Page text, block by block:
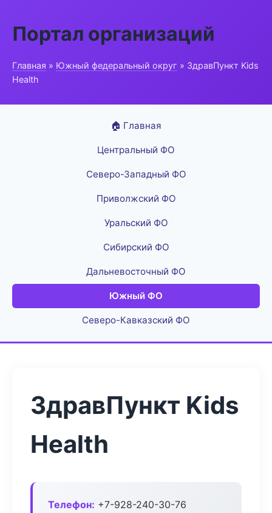
Портал организаций
Главная » Южный федеральный округ » ЗдравПункт Kids
Health
🏠 Главная
Центральный ФО
Северо-Западный ФО
Приволжский ФО
Уральский ФО
Сибирский ФО
Дальневосточный ФО
Южный ФО
Северо-Кавказский ФО
ЗдравПункт Kids
Health
Телефон: +7-928-240-30-76